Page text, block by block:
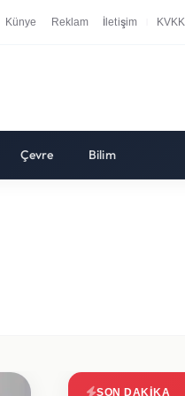
Künye Reklam İletişim KVKK
Çevre Bilim
SON DAKIKA